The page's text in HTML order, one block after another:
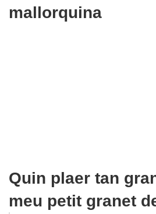
mallorquina
Quin plaer tan
meu petit granet